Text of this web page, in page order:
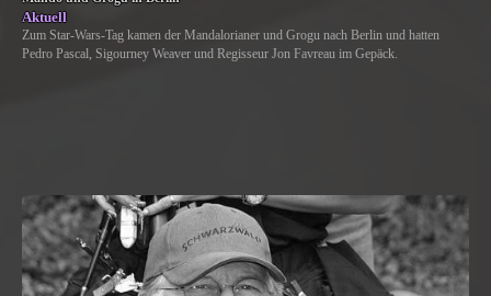
Aktuell
Zum Star-Wars-Tag kamen der Mandalorianer und Grogu nach Berlin und hatten
Pedro Pascal, Sigourney Weaver und Regisseur Jon Favreau im Gepäck.